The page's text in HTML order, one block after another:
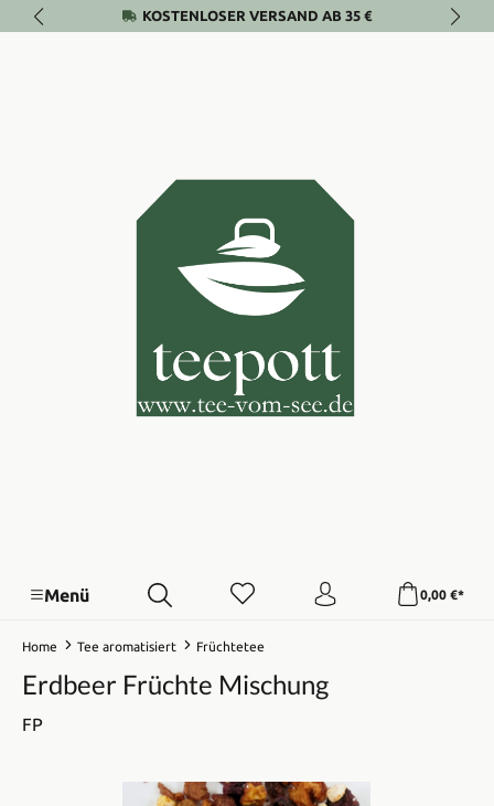
Zum Hauptinhalt springenKOSTENLOSER VERSAND AB 35 €
Menü 0,00 €*
Home Tee aromatisiert Früchtetee
Erdbeer Früchte Mischung
FP
Bildergalerie überspringen